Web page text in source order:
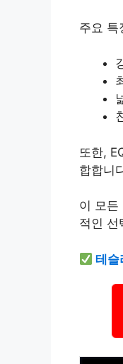
주요 특
또한,
합합니
이 모든
적인 선
테슬